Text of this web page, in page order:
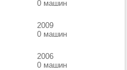
0 машин
2009
0 машин
2006
0 машин